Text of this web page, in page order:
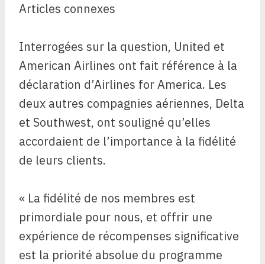
Articles connexes
Interrogées sur la question, United et
American Airlines ont fait référence à la
déclaration d’Airlines for America. Les
deux autres compagnies aériennes, Delta
et Southwest, ont souligné qu’elles
accordaient de l’importance à la fidélité
de leurs clients.
« La fidélité de nos membres est
primordiale pour nous, et offrir une
expérience de récompenses significative
est la priorité absolue du programme